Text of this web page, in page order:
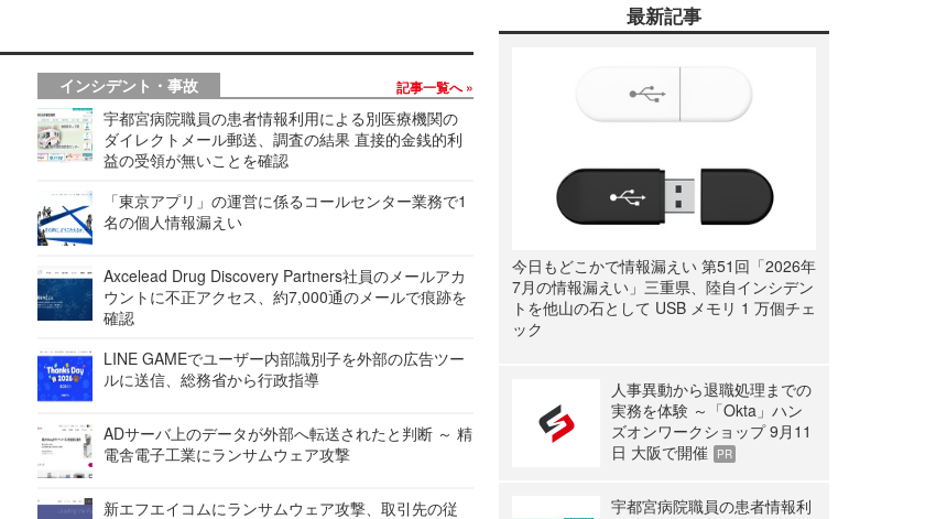
インシデント・事故 記事一覧へ
宇都宮病院職員の患者情報利用による別医療機関の
ダイレクトメール郵送、調査の結果 直接的金銭的利
益の受領が無いことを確認
「東京アプリ」の運営に係るコールセンター業務で1
名の個人情報漏えい
Axcelead Drug Discovery Partners社員のメールアカ
ウントに不正アクセス、約7,000通のメールで痕跡を
確認
LINE GAMEでユーザー内部識別子を外部の広告ツー
ルに送信、総務省から行政指導
ADサーバ上のデータが外部へ転送されたと判断 ～ 精
電舎電子工業にランサムウェア攻撃
新エフエイコムにランサムウェア攻撃、取引先の従
最新記事
今日もどこかで情報漏えい 第51回「2026年
7月の情報漏えい」三重県、陸自インシデン
トを他山の石として USB メモリ 1 万個チェ
ック
人事異動から退職処理までの
実務を体験 ～「Okta」ハン
ズオンワークショップ 9月11
日 大阪で開催
PR
宇都宮病院職員の患者情報利